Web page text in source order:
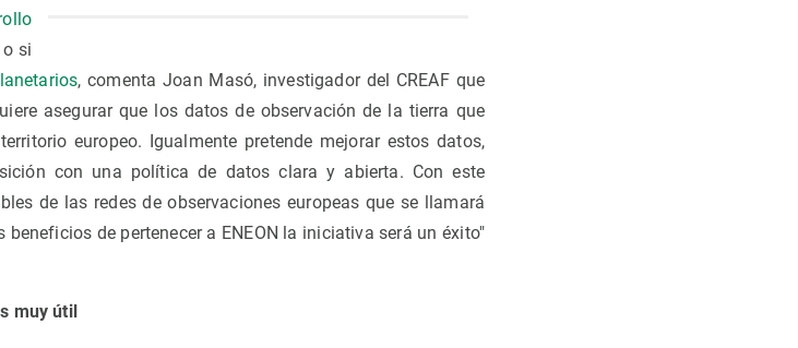
si
, comenta Joan Masó, investigador del CREAF que
asegurar que los datos de observación de la tierra que
europeo. Igualmente pretende mejorar estos datos,
con una política de datos clara y abierta. Con este
de las redes de observaciones europeas que se llamará
de pertenecer a ENEON la iniciativa será un éxito"
muy útil